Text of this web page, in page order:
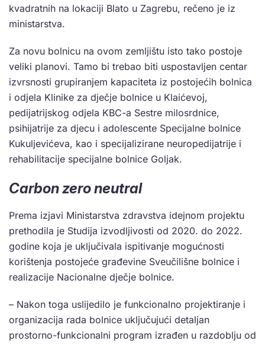
kvadratnih na lokaciji Blato u Zagrebu, rečeno je iz
ministarstva.
Za novu bolnicu na ovom zemljištu isto tako postoje
veliki planovi. Tamo bi trebao biti uspostavljen centar
izvrsnosti grupiranjem kapaciteta iz postojećih bolnica
i odjela Klinike za dječje bolnice u Klaićevoj,
pedijatrijskog odjela KBC-a Sestre milosrdnice,
psihijatrije za djecu i adolescente Specijalne bolnice
Kukuljevićeva, kao i specijalizirane neuropedijatrije i
rehabilitacije specijalne bolnice Goljak.
Carbon zero neutral
Prema izjavi Ministarstva zdravstva idejnom projektu
prethodila je Studija izvodljivosti od 2020. do 2022.
godine koja je uključivala ispitivanje mogućnosti
korištenja postojeće građevine Sveučilišne bolnice i
realizacije Nacionalne dječje bolnice.
– Nakon toga uslijedilo je funkcionalno projektiranje i
organizacija rada bolnice uključujući detaljan
prostorno-funkcionalni program izrađen u razdoblju od